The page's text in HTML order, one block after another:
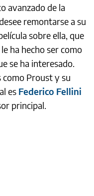
avanzado de la
remontarse a su
sobre ella, que
ha hecho ser como
se ha interesado.
Proust y su
es Federico Fellini
principal.